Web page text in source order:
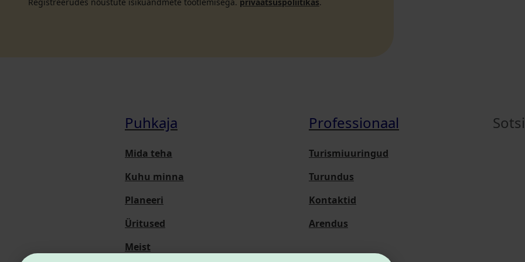
Puhkaja
Mida teha
Kuhu minna
Planeeri
Üritused
Meist
Professionaal
Turismiuuringud
Turundus
Kontaktid
Arendus